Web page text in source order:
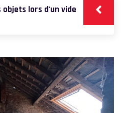
objets lors d'un vide